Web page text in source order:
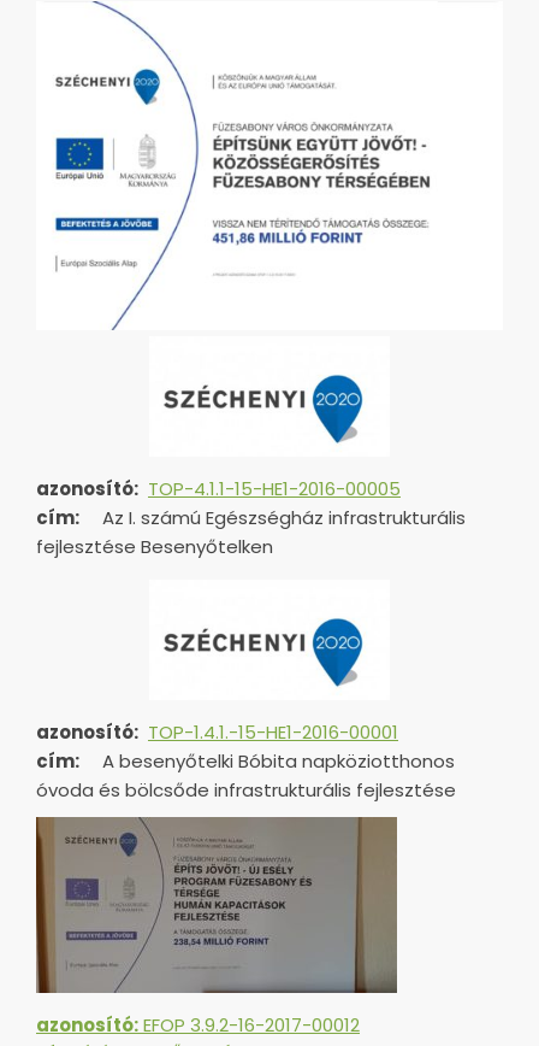
azonosító: TOP-4.1.1-15-HE1-2016-00005
cím:
Az I. számú Egészségház infrastrukturális
fejlesztése Besenyőtelken
azonosító: TOP-1.4.1.-15-HE1-2016-00001
cím:
A besenyőtelki Bóbita napköziotthonos
óvoda és bölcsőde infrastrukturális fejlesztése
azonosító:EFOP 3.9.2-16-2017-00012